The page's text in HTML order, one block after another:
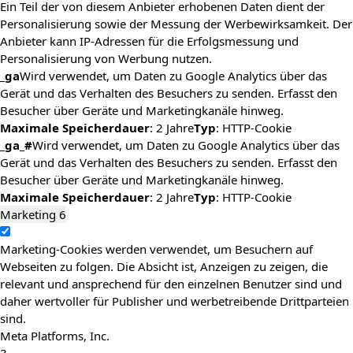
Ein Teil der von diesem Anbieter erhobenen Daten dient der
Personalisierung sowie der Messung der Werbewirksamkeit. Der
Anbieter kann IP-Adressen für die Erfolgsmessung und
Personalisierung von Werbung nutzen.
_gaWird verwendet, um Daten zu Google Analytics über das
Gerät und das Verhalten des Besuchers zu senden. Erfasst den
Besucher über Geräte und Marketingkanäle hinweg.
Maximale Speicherdauer: 2 JahreTyp: HTTP-Cookie
_ga_#Wird verwendet, um Daten zu Google Analytics über das
Gerät und das Verhalten des Besuchers zu senden. Erfasst den
Besucher über Geräte und Marketingkanäle hinweg.
Maximale Speicherdauer: 2 JahreTyp: HTTP-Cookie
Marketing 6
Marketing-Cookies werden verwendet, um Besuchern auf
Webseiten zu folgen. Die Absicht ist, Anzeigen zu zeigen, die
relevant und ansprechend für den einzelnen Benutzer sind und
daher wertvoller für Publisher und werbetreibende Drittparteien
sind.
Meta Platforms, Inc.